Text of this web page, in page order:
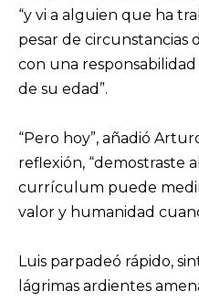
“y vi a alguien que ha
pesar de circunstancias
con una
de su edad”.
“Pero hoy”, añadió
reflexión, “demostraste
currículum puede
valor y humanidad
Luis parpadeó rápido,
lágrimas ardientes